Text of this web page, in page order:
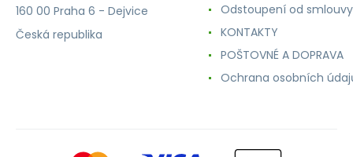
160 00 Praha 6 - Dejvice
Česká republika
Odstoupení od smlouvy
KONTAKTY
POŠTOVNÉ A DOPRAVA
Ochrana osobních